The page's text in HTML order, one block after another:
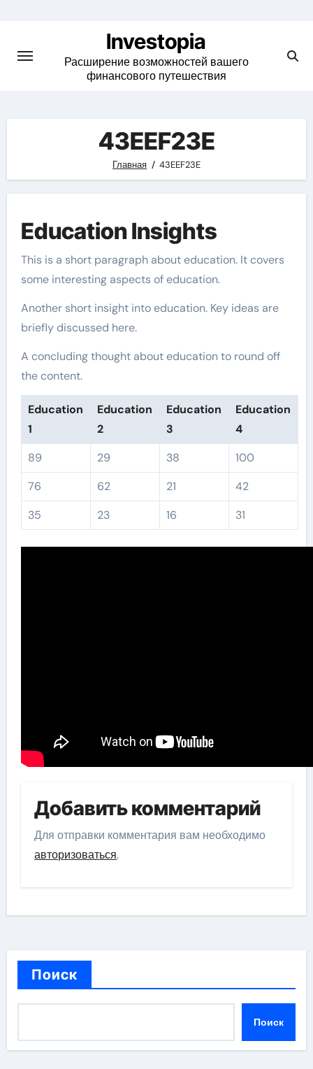
content
Investopia
Расширение возможностей вашего
финансового путешествия
43EEF23E
Главная 43EEF23E
Education Insights
This is a short paragraph about education. It covers
some interesting aspects of education.
Another short insight into education. Key ideas are
briefly discussed here.
A concluding thought about education to round off
the content.
Education
1
Education
2
Education
3
Education
4
89
29 38
100
76
62 21
42
35
23 16 31
Добавить комментарий
Для отправки комментария вам необходимо
авторизоваться.
Поиск
Поиск